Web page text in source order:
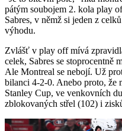
pátým soubojem 2. kola play
Sabres, v němž si jeden z
výhodu.
Zvlášť v play off mívá
celek, Sabres se stoprocentně
Ale Montreal se nebojí. Už
bilanci 4-2-0. Anebo proto, že
Stanley Cup, ve venkovních
zblokovaných střel (102) i